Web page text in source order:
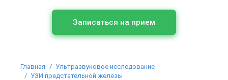
Записаться на прием
Вы здесь:
Главная
Ультразвуковое исследование
УЗИ предстательной железы